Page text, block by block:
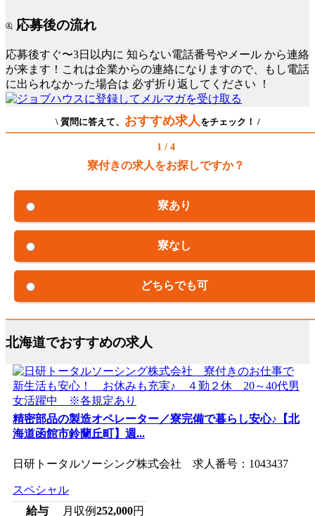
応募後の流れ
応募後すぐ〜3日以内に 知らない電話番号やメール から連絡
が来ます！これは企業からの連絡になりますので、もし電話
に出られなかった場合は 必ず折り返してください ！
\ 質問に答えて、 おすすめ求人 をチェック！ /
1 / 4
寮付きの求人をお探しですか？
寮あり
寮なし
どちらでも可
北海道でおすすめの求人
精密部品の製造オペレーター／寮完備で暮らし安心♪【北
海道函館市鈴蘭丘町】週...
日研トータルソーシング株式会社 求人番号：1043437
スペシャル
給与
月収例252,000円